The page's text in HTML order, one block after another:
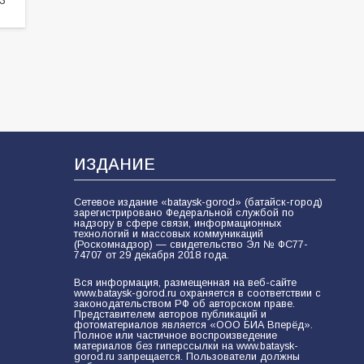
ИЗДАНИЕ
Сетевое издание «bataysk-gorod» (батайск-город)
зарегистрировано Федеральной службой по
надзору в сфере связи, информационных
технологий и массовых коммуникаций
(Роскомнадзор) — свидетельство Эл № ФС77-
74707 от 29 декабря 2018 года.
Вся информация, размещенная на веб-сайте
www.bataysk-gorod.ru охраняется в соответствии с
законодательством РФ об авторском праве.
Представителем авторов публикаций и
фотоматериалов является «ООО БИА Вперёд».
Полное или частичное воспроизведение
материалов без гиперссылки на www.bataysk-
gorod.ru запрещается. Пользователи должны